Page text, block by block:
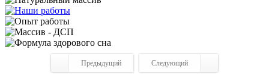
Предыдущий Следующий